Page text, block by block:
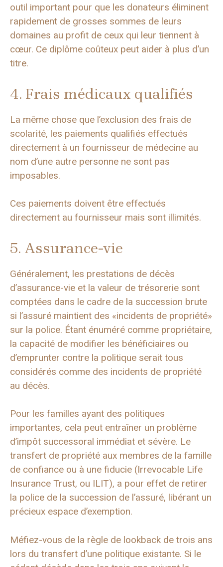
outil important pour que les donateurs éliminent
rapidement de grosses sommes de leurs
domaines au profit de ceux qui leur tiennent à
cœur. Ce diplôme coûteux peut aider à plus d’un
titre.
4. Frais médicaux qualifiés
La même chose que l’exclusion des frais de
scolarité, les paiements qualifiés effectués
directement à un fournisseur de médecine au
nom d’une autre personne ne sont pas
imposables.
Ces paiements doivent être effectués
directement au fournisseur mais sont illimités.
5. Assurance-vie
Généralement, les prestations de décès
d’assurance-vie et la valeur de trésorerie sont
comptées dans le cadre de la succession brute
si l’assuré maintient des «incidents de propriété»
sur la police. Étant énuméré comme propriétaire,
la capacité de modifier les bénéficiaires ou
d’emprunter contre la politique serait tous
considérés comme des incidents de propriété
au décès.
Pour les familles ayant des politiques
importantes, cela peut entraîner un problème
d’impôt successoral immédiat et sévère. Le
transfert de propriété aux membres de la famille
de confiance ou à une fiducie (Irrevocable Life
Insurance Trust, ou ILIT), a pour effet de retirer
la police de la succession de l’assuré, libérant un
précieux espace d’exemption.
Méfiez-vous de la règle de lookback de trois ans
lors du transfert d’une politique existante. Si le